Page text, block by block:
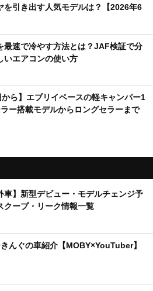
を引き出す人気モデルは？【2026年6
最速で冷やす方法とは？JAF検証で分
いエアコンの使い方
から】エブリイベースの軽キャンパー1
ー搭載モデルからロングセラーまで
車】新型デビュー・モデルチェンジ予
クープ・リーク情報一覧
んぐの車紹介【MOBY×YouTuber】